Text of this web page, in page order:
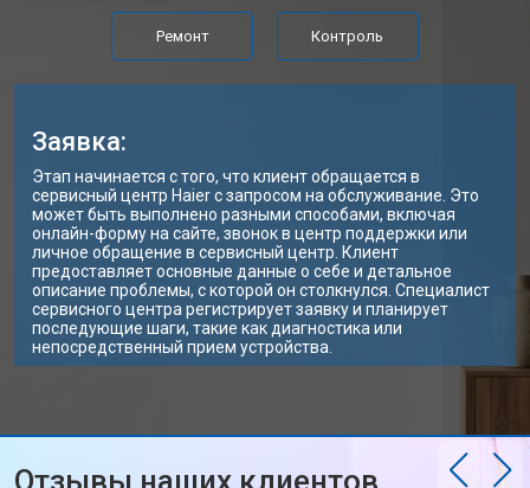
Ремонт Контроль
Заявка:
Этап начинается с того, что клиент обращается в
сервисный центр Haier с запросом на обслуживание. Это
может быть выполнено разными способами, включая
онлайн-форму на сайте, звонок в центр поддержки или
личное обращение в сервисный центр. Клиент
предоставляет основные данные о себе и детальное
описание проблемы, с которой он столкнулся. Специалист
сервисного центра регистрирует заявку и планирует
последующие шаги, такие как диагностика или
непосредственный прием устройства.
Отзывы наших клиентов